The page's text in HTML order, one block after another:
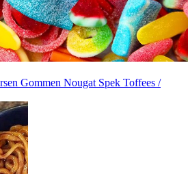
Gommen Nougat Spek Toffees /